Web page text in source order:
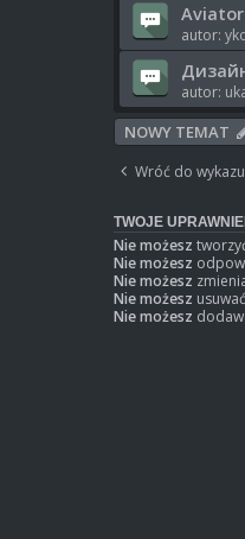
autor:
autor:
NOWY TEMAT
Wróć do
TWOJE
Nie możesz
Nie możesz
Nie możesz
Nie możesz
Nie możesz